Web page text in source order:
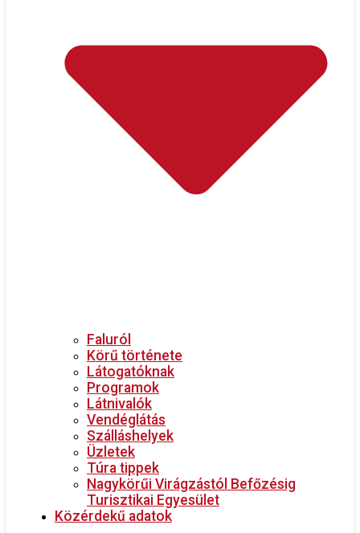
Faluról
Körű története
Látogatóknak
Programok
Látnivalók
Vendéglátás
Szálláshelyek
Üzletek
Túra tippek
Nagykörűi Virágzástól Befőzésig
Turisztikai Egyesület
Közérdekű adatok